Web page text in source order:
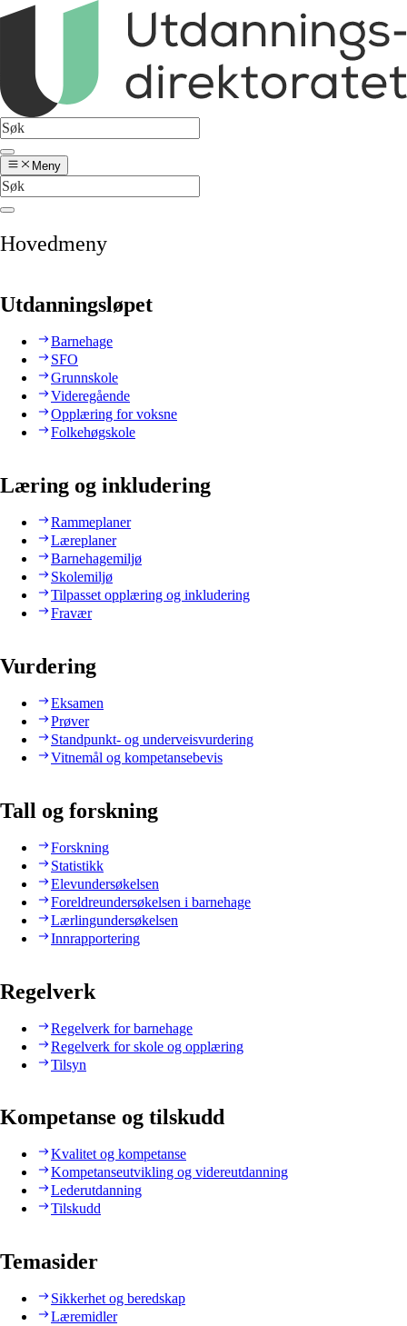
Meny
Hovedmeny
Utdanningsløpet
Barnehage
SFO
Grunnskole
Videregående
Opplæring for voksne
Folkehøgskole
Læring og inkludering
Rammeplaner
Læreplaner
Barnehagemiljø
Skolemiljø
Tilpasset opplæring og inkludering
Fravær
Vurdering
Eksamen
Prøver
Standpunkt- og underveisvurdering
Vitnemål og kompetansebevis
Tall og forskning
Forskning
Statistikk
Elevundersøkelsen
Foreldreundersøkelsen i barnehage
Lærlingundersøkelsen
Innrapportering
Regelverk
Regelverk for barnehage
Regelverk for skole og opplæring
Tilsyn
Kompetanse og tilskudd
Kvalitet og kompetanse
Kompetanseutvikling og videreutdanning
Lederutdanning
Tilskudd
Temasider
Sikkerhet og beredskap
Læremidler